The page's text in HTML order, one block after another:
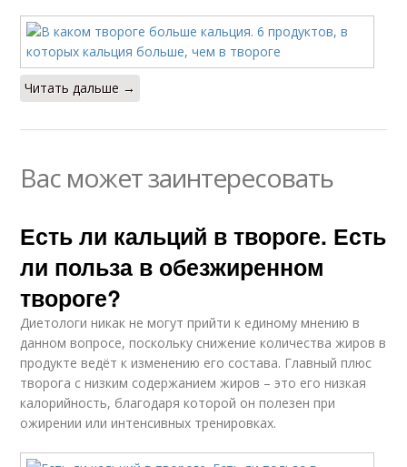
Читать дальше →
Вас может заинтересовать
Есть ли кальций в твороге. Есть
ли польза в обезжиренном
твороге?
Диетологи никак не могут прийти к единому мнению в
данном вопросе, поскольку снижение количества жиров в
продукте ведёт к изменению его состава. Главный плюс
творога с низким содержанием жиров – это его низкая
калорийность, благодаря которой он полезен при
ожирении или интенсивных тренировках.